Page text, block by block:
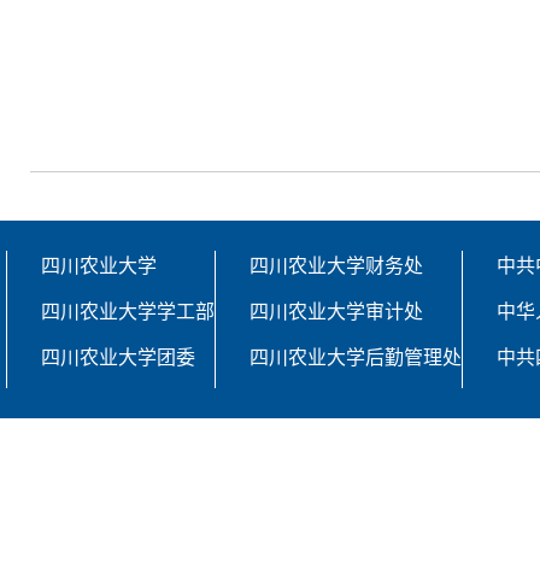
四川农业大学
四川农业大学学工部
四川农业大学团委
四川农业大学财务处
四川农业大学审计处
四川农业大学后勤管理处
中
中
中